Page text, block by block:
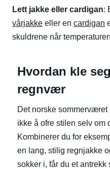
Lett jakke eller cardigan:
vårjakke eller en cardigan
skuldrene når
Hvordan kle
regnvær
Det norske sommerværet
ikke å ofre stilen selv om
Kombinerer du for
en lang, stilig regnjakke
sokker i, får du et